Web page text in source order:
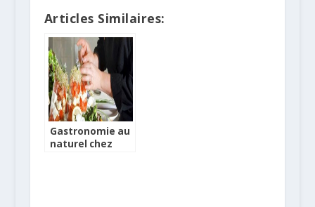
Articles Similaires:
Gastronomie au
naturel chez